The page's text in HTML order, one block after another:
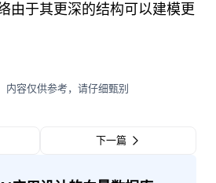
由于其更深的结构可以建模更
内容仅供参考，请仔细甄别
下一篇